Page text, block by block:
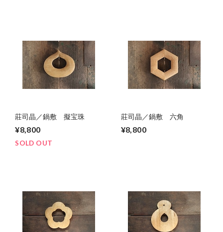
莊司晶／鍋敷 擬宝珠
¥8,800
SOLD OUT
莊司晶／鍋敷 六角
¥8,800